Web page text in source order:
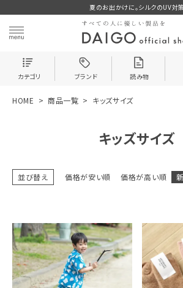
夏のお出かけに。シルクのUV対策
カテゴリ ブランド 読み物
新着＆再入荷商品
カテゴリーから探す
HOME 商品一覧 キッズサイズ
キッズサイズ
並び替え 価格が安い順 価格が高い順